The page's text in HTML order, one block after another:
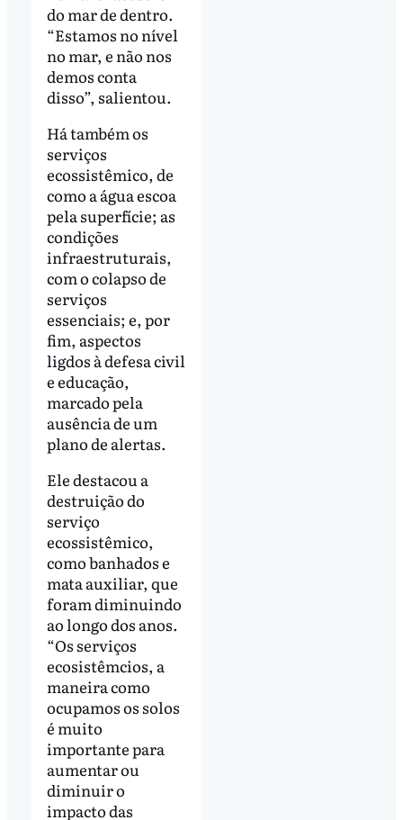
do mar de dentro.
“Estamos no nível
no mar, e não nos
demos conta
disso”, salientou.
Há também os
serviços
ecossistêmico, de
como a água escoa
pela superfície; as
condições
infraestruturais,
com o colapso de
serviços
essenciais; e, por
fim, aspectos
ligdos à defesa civil
e educação,
marcado pela
ausência de um
plano de alertas.
Ele destacou a
destruição do
serviço
ecossistêmico,
como banhados e
mata auxiliar, que
foram diminuindo
ao longo dos anos.
“Os serviços
ecosistêmcios, a
maneira como
ocupamos os solos
é muito
importante para
aumentar ou
diminuir o
impacto das